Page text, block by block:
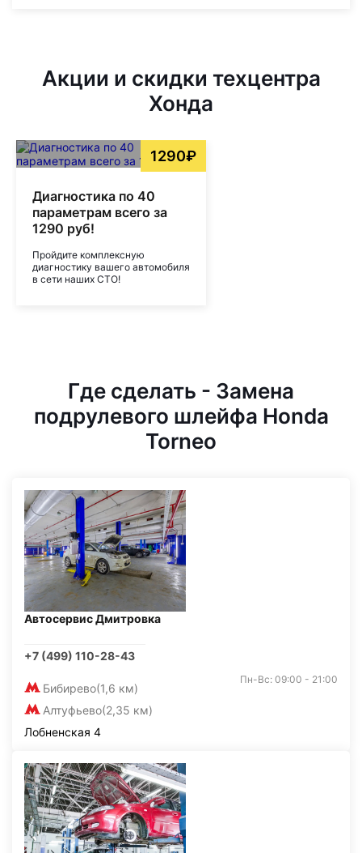
Акции и скидки техцентра
Хонда
1290₽
Диагностика по 40
параметрам всего за
1290 руб!
Пройдите комплексную
диагностику вашего автомобиля
в сети наших СТО!
Где сделать - Замена
подрулевого шлейфа Honda
Torneo
Автосервис Дмитровка
+7 (499) 110-28-43
Бибирево(1,6 км)
Алтуфьево(2,35 км)
Пн-Вс: 09:00 - 21:00
Лобненская 4